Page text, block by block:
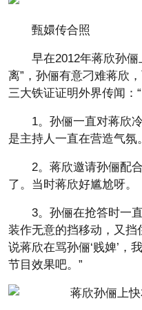
甄嬛传合照
早在2012年蒋欣孙
离”，孙俪有意刁难蒋欣
三大铁证证明外界传闻：“
1。孙俪一直对蒋欣
是主持人一直在营造气氛。
2。蒋欣邀请孙俪配
了。当时蒋欣好尴尬呀。
3。孙俪在抢答时一
装作无意的挡移动，又
说蒋欣在骂孙俪‘贱婢’，
节目效果吧。”